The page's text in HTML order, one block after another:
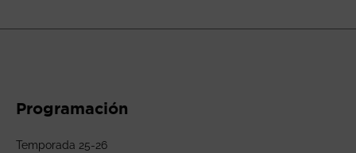
Programación
Temporada 25-26